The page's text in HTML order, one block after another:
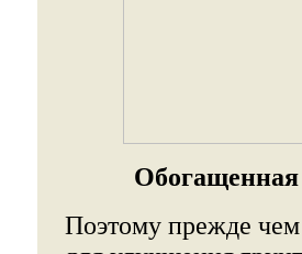
Обогащенная
Поэтому прежде